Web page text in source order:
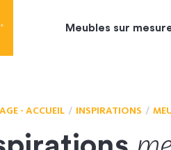
Meubles sur
- ACCUEIL INSPIRATIONS